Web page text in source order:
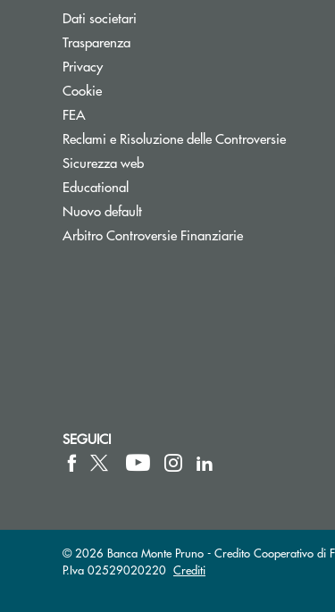
Dati societari
Trasparenza
Privacy
Cookie
FEA
Reclami e Risoluzione delle Controversie
Sicurezza web
Educational
Nuovo default
Arbitro Controversie FinanziarieApre una
SEGUICI
© 2026 Banca Monte Pruno - Credito Cooperativo di
P.Iva 02529020220 Crediti